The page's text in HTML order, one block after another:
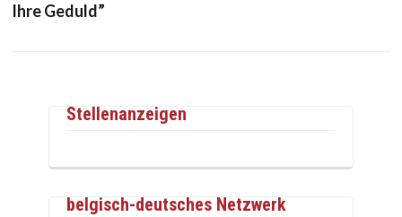
Ihre Geduld”
Stellenanzeigen
belgisch-deutsches Netzwerk